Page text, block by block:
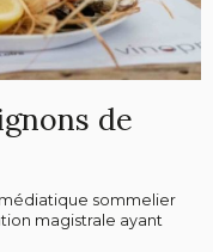
de
sommelier
magistrale ayant